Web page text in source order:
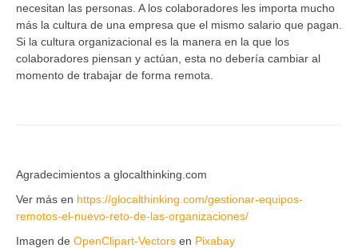
necesitan las personas. A los colaboradores les importa mucho
más la cultura de una empresa que el mismo salario que pagan.
Si la cultura organizacional es la manera en la que los
colaboradores piensan y actúan, esta no debería cambiar al
momento de trabajar de forma remota.
Agradecimientos a glocalthinking.com
Ver más en https://glocalthinking.com/gestionar-equipos-
remotos-el-nuevo-reto-de-las-organizaciones/
Imagen de OpenClipart-Vectors en Pixabay